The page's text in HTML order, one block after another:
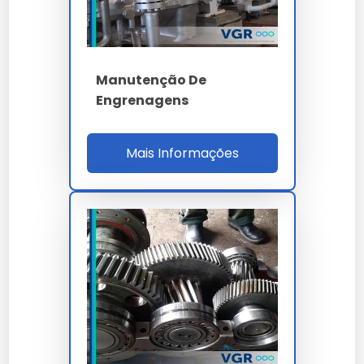
Para demandas industriais de manutenção de eixos,
Qual o diferencial de
manutenção de eixos em nossa
empresa?
Nossas soluções passam por rigorosos controles,
garantindo performance superior às alternativas
Existe garantia para
manutenção de eixos?
Sim, todos os nossos modelos de manutenção de
Manutenção De
Engrenagens
Mais Informações